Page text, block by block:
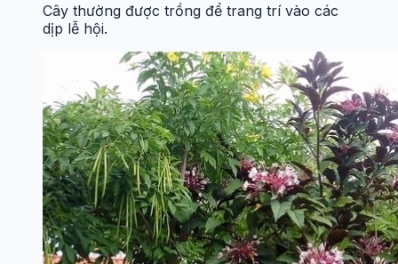
Cây thường được trồng để trang trí vào các
dịp lễ hội.